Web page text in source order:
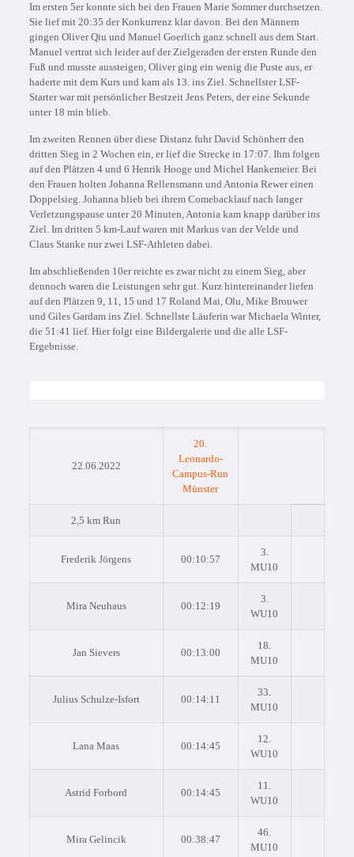
Im ersten 5er konnte sich bei den Frauen Marie Sommer durchsetzen.
Sie lief mit 20:35 der Konkurrenz klar davon. Bei den Männern
gingen Oliver Qiu und Manuel Goerlich ganz schnell aus dem Start.
Manuel vertrat sich leider auf der Zielgeraden der ersten Runde den
Fuß und musste aussteigen, Oliver ging ein wenig die Puste aus, er
haderte mit dem Kurs und kam als 13. ins Ziel. Schnellster LSF-
Starter war mit persönlicher Bestzeit Jens Peters, der eine Sekunde
unter 18 min blieb.
Im zweiten Rennen über diese Distanz fuhr David Schönherr den
dritten Sieg in 2 Wochen ein, er lief die Strecke in 17:07. Ihm folgen
auf den Plätzen 4 und 6 Henrik Hooge und Michel Hankemeier. Bei
den Frauen holten Johanna Rellensmann und Antonia Rewer einen
Doppelsieg. Johanna blieb bei ihrem Comebacklauf nach langer
Verletzungspause unter 20 Minuten, Antonia kam knapp darüber ins
Ziel. Im dritten 5 km-Lauf waren mit Markus van der Velde und
Claus Stanke nur zwei LSF-Athleten dabei.
Im abschließenden 10er reichte es zwar nicht zu einem Sieg, aber
dennoch waren die Leistungen sehr gut. Kurz hintereinander liefen
auf den Plätzen 9, 11, 15 und 17 Roland Mai, Olu, Mike Brouwer
und Giles Gardam ins Ziel. Schnellste Läuferin war Michaela Winter,
die 51:41 lief. Hier folgt eine Bildergalerie und die alle LSF-
Ergebnisse.
22.06.2022
20.
Leonardo-
Campus-Run
Münster
2,5 km Run
Frederik Jörgens 00:10:57
3.
MU10
Mira Neuhaus 00:12:19
3.
WU10
Jan Sievers 00:13:00
18.
MU10
Julius Schulze-Isfort 00:14:11
33.
MU10
Lana Maas 00:14:45
12.
WU10
Astrid Forbord 00:14:45
11.
WU10
Mira Gelincik 00:38:47
46.
MU10